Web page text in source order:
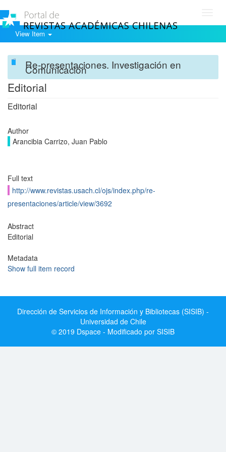
View Item
Re-presentaciones. Investigación en
Comunicación
Editorial
Editorial
Author
Arancibia Carrizo, Juan Pablo
Full text
http://www.revistas.usach.cl/ojs/index.php/re-
presentaciones/article/view/3692
Abstract
Editorial
Metadata
Show full item record
Dirección de Servicios de Información y Bibliotecas (SISIB) -
Universidad de Chile
© 2019 Dspace - Modificado por SISIB